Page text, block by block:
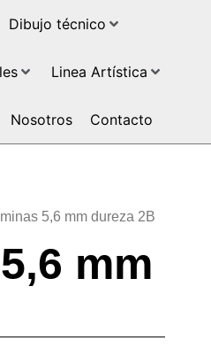
Dibujo técnico
Linea Artística
Nosotros Contacto
5,6 mm dureza 2B
mm